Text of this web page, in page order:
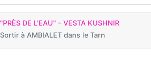
"PRÈS DE L'EAU" - VESTA KUSHNIR
Sortir à AMBIALET dans le Tarn